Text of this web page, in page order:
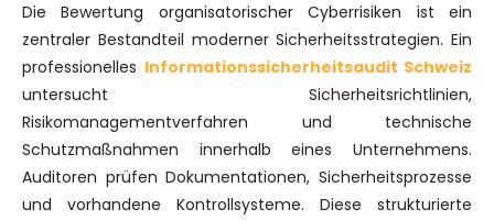
Die Bewertung organisatorischer Cyberrisiken ist ein
zentraler Bestandteil moderner Sicherheitsstrategien. Ein
professionelles Informationssicherheitsaudit Schweiz
untersucht Sicherheitsrichtlinien,
Risikomanagementverfahren und technische
Schutzmaßnahmen innerhalb eines Unternehmens.
Auditoren prüfen Dokumentationen, Sicherheitsprozesse
und vorhandene Kontrollsysteme. Diese strukturierte